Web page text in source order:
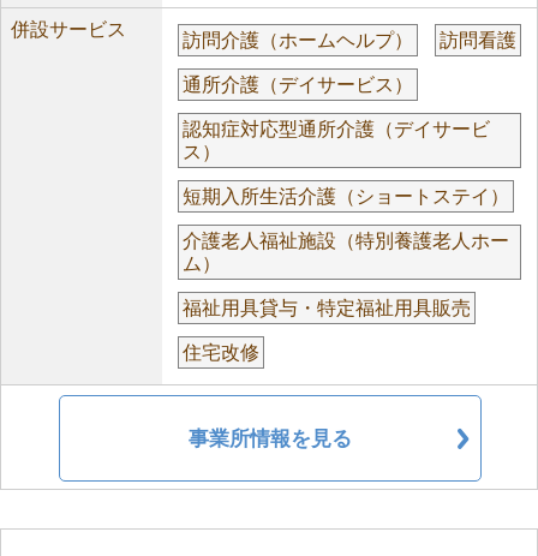
併設サービス
訪問介護（ホームヘルプ） 訪問看護
通所介護（デイサービス）
認知症対応型通所介護（デイサービ
ス）
短期入所生活介護（ショートステイ）
介護老人福祉施設（特別養護老人ホー
ム）
福祉用具貸与・特定福祉用具販売
住宅改修
事業所情報を見る